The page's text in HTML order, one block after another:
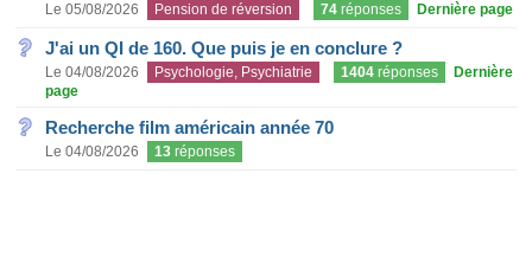
Le 05/08/2026 Pension de réversion 74 réponses Dernière page
J'ai un QI de 160. Que puis je en conclure ?
Le 04/08/2026 Psychologie, Psychiatrie 1404 réponses
Dernière
page
Recherche film américain année 70
Le 04/08/2026 13 réponses